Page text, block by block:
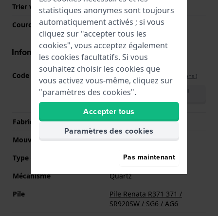
Trier verre
Saphire
Couronne
Couronne cabochon
Informations mouvement
Code Mouvement E63.031 (Voir les spécifications )
Télécharger le manuel
Fabricant de mouvement
ETA
Mouvement suisse
Oui
Type d'affichage
Analogique
Mécanisme
Quartz
Pile
Pile Renata R371 371 /
SR920SW / SG6 / AG6
statistiques anonymes sont toujours
automatiquement activés ; si vous
cliquez sur "accepter tous les
cookies", vous acceptez également
les cookies facultatifs. Si vous
souhaitez choisir les cookies que
vous activez vous-même, cliquez sur
"paramètres des cookies".
Accepter tous
Paramètres des cookies
Pas maintenant